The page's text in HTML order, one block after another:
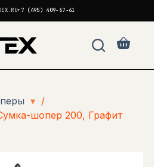
+7 (495) 409-67-61
▾ /
шопер 200, Графит